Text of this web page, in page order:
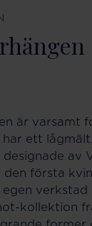
är varsamt
ett
av
den första
verkstad
kollektion